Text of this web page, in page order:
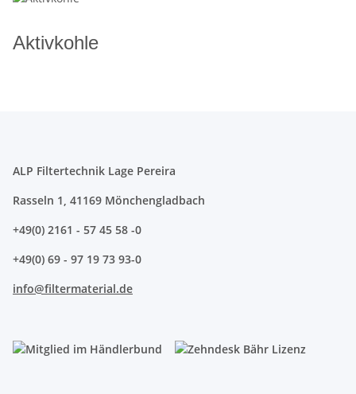
Aktivkohle
ALP Filtertechnik Lage Pereira
Rasseln 1, 41169 Mönchengladbach
+49(0) 2161 - 57 45 58 -0
+49(0) 69 - 97 19 73 93-0
info@filtermaterial.de